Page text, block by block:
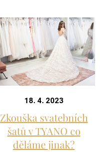
18. 4. 2023
Zkouška svatebních
šatů v TYANO co
děláme jinak?